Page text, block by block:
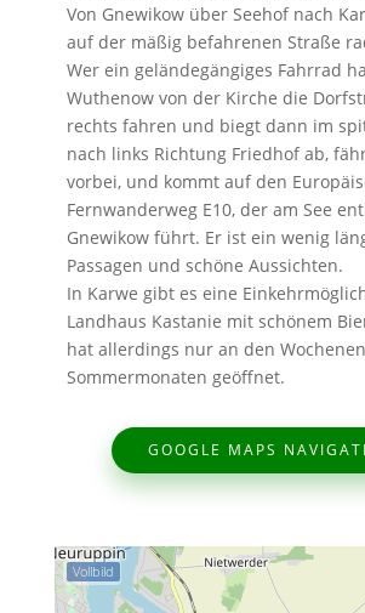
Von Gnewikow über Seehof nach
auf der mäßig befahrenen Straße
Wer ein geländegängiges Fahrrad
Wuthenow von der Kirche die
rechts fahren und biegt dann im
nach links Richtung Friedhof ab,
vorbei, und kommt auf den
Fernwanderweg E10, der am See
Gnewikow führt. Er ist ein wenig
Passagen und schöne Aussichten.
In Karwe gibt es eine
Landhaus Kastanie mit schönem
hat allerdings nur an den
Sommermonaten geöffnet.
GOOGLE MAPS
Vollbild